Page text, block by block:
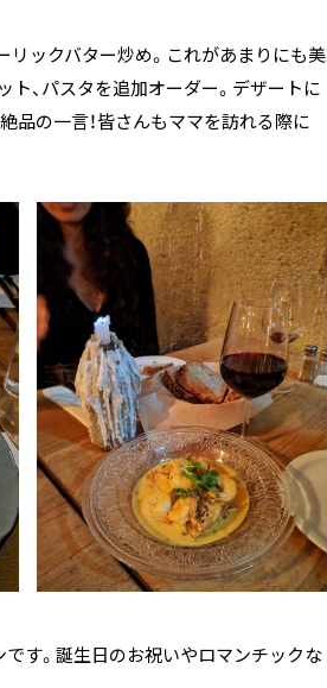
リックバター炒め。これがあまりにも美
ト、パスタを追加オーダー。デザートに
品の一言！皆さんもママを訪れる際に
です。誕生日のお祝いやロマンチックな